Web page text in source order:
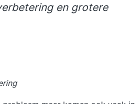
en grotere